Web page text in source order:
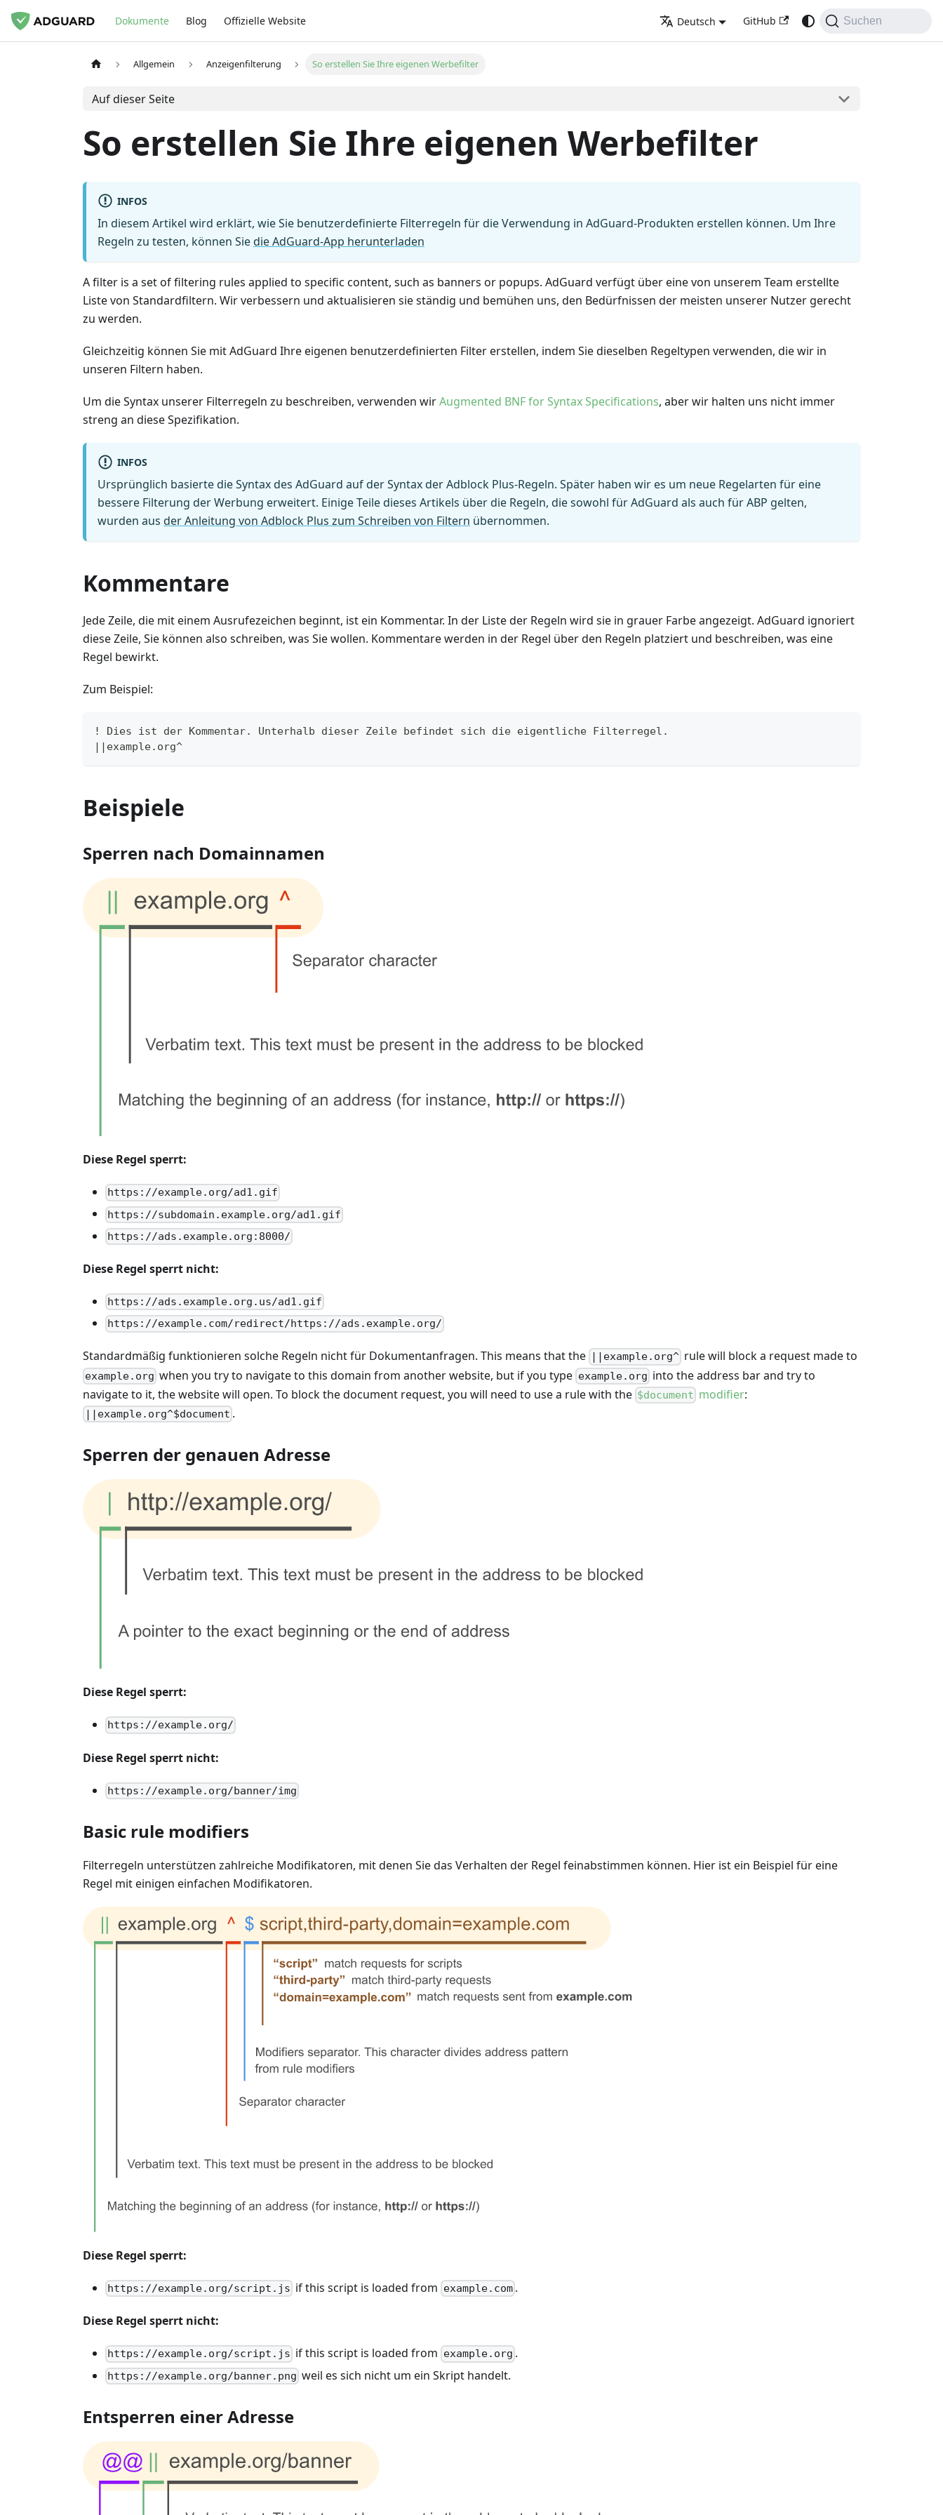
Dokumente Blog Offizielle Website Deutsch GitHub Suchen
Allgemein Anzeigenfilterung So erstellen Sie Ihre eigenen Werbefilter
Auf dieser Seite
So erstellen Sie Ihre eigenen Werbefilter
INFOS
In diesem Artikel wird erklärt, wie Sie benutzerdefinierte Filterregeln für die Verwendung in AdGuard-Produkten erstellen können. Um Ihre
Regeln zu testen, können Siedie AdGuard-App herunterladen
A filter is a set of filtering rules applied to specific content, such as banners or popups. AdGuard verfügt über eine von unserem Team erstellte
Liste von Standardfiltern. Wir verbessern und aktualisieren sie ständig und bemühen uns, den Bedürfnissen der meisten unserer Nutzer gerecht
zu werden.
Gleichzeitig können Sie mit AdGuard Ihre eigenen benutzerdefinierten Filter erstellen, indem Sie dieselben Regeltypen verwenden, die wir in
unseren Filtern haben.
Um die Syntax unserer Filterregeln zu beschreiben, verwenden wirAugmented BNF for Syntax Specifications, aber wir halten uns nicht immer
streng an diese Spezifikation.
INFOS
Ursprünglich basierte die Syntax des AdGuard auf der Syntax der Adblock Plus-Regeln. Später haben wir es um neue Regelarten für eine
bessere Filterung der Werbung erweitert. Einige Teile dieses Artikels über die Regeln, die sowohl für AdGuard als auch für ABP gelten,
wurden aus der Anleitung von Adblock Plus zum Schreiben von Filtern übernommen.
Kommentare
Jede Zeile, die mit einem Ausrufezeichen beginnt, ist ein Kommentar. In der Liste der Regeln wird sie in grauer Farbe angezeigt. AdGuard ignoriert
diese Zeile, Sie können also schreiben, was Sie wollen. Kommentare werden in der Regel über den Regeln platziert und beschreiben, was eine
Regel bewirkt.
Zum Beispiel:
! Dies ist der Kommentar. Unterhalb dieser Zeile befindet sich die eigentliche Filterregel.
||example.org^
Beispiele
Sperren nach Domainnamen
Diese Regel sperrt:
https://example.org/ad1.gif
https://subdomain.example.org/ad1.gif
https://ads.example.org:8000/
Diese Regel sperrt nicht:
https://ads.example.org.us/ad1.gif
https://example.com/redirect/https://ads.example.org/
Standardmäßig funktionieren solche Regeln nicht für Dokumentanfragen. This means that the ||example.org^ rule will block a request made to
example.org when you try to navigate to this domain from another website, but if you type example.org into the address bar and try to
navigate to it, the website will open. To block the document request, you will need to use a rule with the $document modifier:
||example.org^$document .
Sperren der genauen Adresse
Diese Regel sperrt:
https://example.org/
Diese Regel sperrt nicht:
https://example.org/banner/img
Basic rule modifiers
Filterregeln unterstützen zahlreiche Modifikatoren, mit denen Sie das Verhalten der Regel feinabstimmen können. Hier ist ein Beispiel für eine
Regel mit einigen einfachen Modifikatoren.
Diese Regel sperrt:
https://example.org/script.js if this script is loaded from example.com .
Diese Regel sperrt nicht:
https://example.org/script.js if this script is loaded from example.org .
https://example.org/banner.png weil es sich nicht um ein Skript handelt.
Entsperren einer Adresse